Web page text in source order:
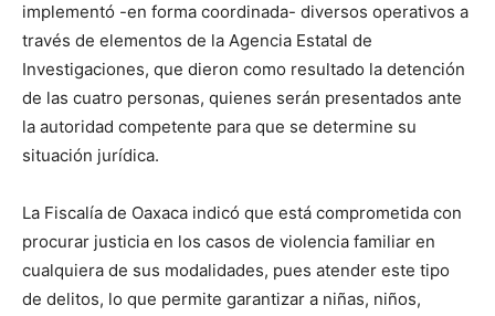
implementó -en forma coordinada- diversos operativos a
través de elementos de la Agencia Estatal de
Investigaciones, que dieron como resultado la detención
de las cuatro personas, quienes serán presentados ante
la autoridad competente para que se determine su
situación jurídica.
La Fiscalía de Oaxaca indicó que está comprometida con
procurar justicia en los casos de violencia familiar en
cualquiera de sus modalidades, pues atender este tipo
de delitos, lo que permite garantizar a niñas, niños,